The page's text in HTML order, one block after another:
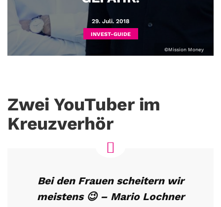
29. Juli. 2018
INVEST-GUIDE
©Mission Money
Zwei YouTuber im
Kreuzverhör
Bei den Frauen scheitern wir
meistens 😉 – Mario Lochner